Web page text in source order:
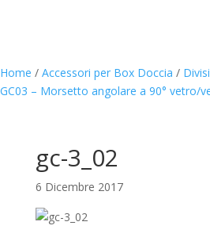
Home / Accessori per Box Doccia /
GC03 – Morsetto angolare a 90° vetro/
gc-3_02
6 Dicembre 2017